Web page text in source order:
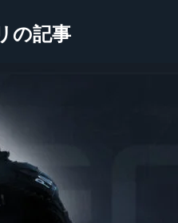
の記事